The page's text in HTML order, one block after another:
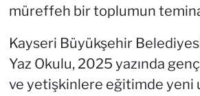
müreffeh bir toplumun
Kayseri Büyükşehir
Yaz Okulu, 2025 yazında
ve yetişkinlere eğitimde yeni